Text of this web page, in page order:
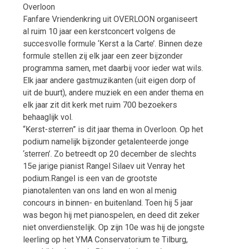
Overloon
Fanfare Vriendenkring uit OVERLOON organiseert
al ruim 10 jaar een kerstconcert volgens de
succesvolle formule ‘Kerst a la Carte’. Binnen deze
formule stellen zij elk jaar een zeer bijzonder
programma samen, met daarbij voor ieder wat wils.
Elk jaar andere gastmuzikanten (uit eigen dorp of
uit de buurt), andere muziek en een ander thema en
elk jaar zit dit kerk met ruim 700 bezoekers
behaaglijk vol.
“Kerst-sterren” is dit jaar thema in Overloon. Op het
podium namelijk bijzonder getalenteerde jonge
‘sterren’. Zo betreedt op 20 december de slechts
15e jarige pianist Rangel Silaev uit Venray het
podium.Rangel is een van de grootste
pianotalenten van ons land en won al menig
concours in binnen- en buitenland. Toen hij 5 jaar
was begon hij met pianospelen, en deed dit zeker
niet onverdienstelijk. Op zijn 10e was hij de jongste
leerling op het YMA Conservatorium te Tilburg,